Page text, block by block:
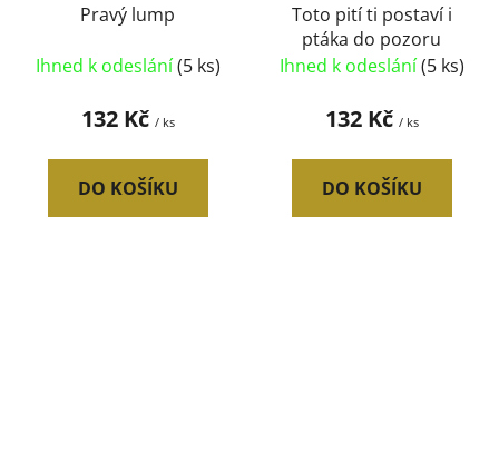
Pravý lump
Ihned k odeslání(5 ks)
132 Kč / ks
DO KOŠÍKU
Toto pití ti postaví i
ptáka do pozoru
Ihned k odeslání(5 ks)
132 Kč / ks
DO KOŠÍKU